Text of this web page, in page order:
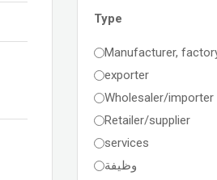
Type
Manufacturer,
exporter
Wholesaler/importer
Retailer/supplier
services
وظيفة